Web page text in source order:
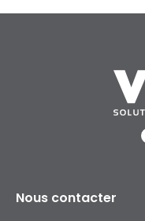
Nous contacter